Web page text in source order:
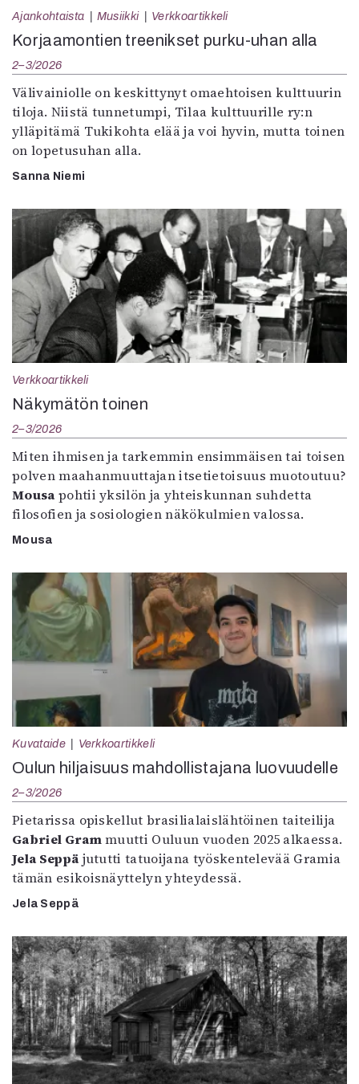
Ajankohtaista Musiikki Verkkoartikkeli
Korjaamontien treenikset purku-uhan alla
2–3/2026
Välivainiolle on keskittynyt omaehtoisen kulttuurin
tiloja. Niistä tunnetumpi, Tilaa kulttuurille ry:n
ylläpitämä Tukikohta elää ja voi hyvin, mutta toinen
on lopetusuhan alla.
Sanna Niemi
Verkkoartikkeli
Näkymätön toinen
2–3/2026
Miten ihmisen ja tarkemmin ensimmäisen tai toisen
polven maahanmuuttajan itsetietoisuus muotoutuu?
Mousa pohtii yksilön ja yhteiskunnan suhdetta
filosofien ja sosiologien näkökulmien valossa.
Mousa
Kuvataide Verkkoartikkeli
Oulun hiljaisuus mahdollistajana luovuudelle
2–3/2026
Pietarissa opiskellut brasilialaislähtöinen taiteilija
Gabriel Grammuutti Ouluun vuoden 2025 alkaessa.
Jela Seppä jututti tatuoijana työskentelevää Gramia
tämän esikoisnäyttelyn yhteydessä.
Jela Seppä